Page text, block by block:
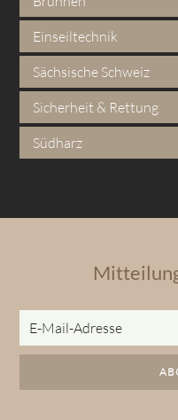
Einseiltechnik
Sächsische Schweiz
Sicherheit & Rettung
Südharz